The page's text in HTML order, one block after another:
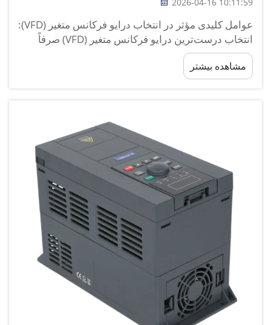
عوامل کلیدی مؤثر در انتخاب درایو فرکانس متغیر (VFD):
انتخاب درست‌ترین درایو فرکانس متغیر (VFD) صرفاً
انتخاب بزرگ‌ترین یا ارزان‌ترین مدل نیست، بلکه یافتن
مدلی است که کاملاً با موتور، بار، منبع تغذیه و شرایط
کاری شما سازگان دارد ...
مشاهده بیشتر